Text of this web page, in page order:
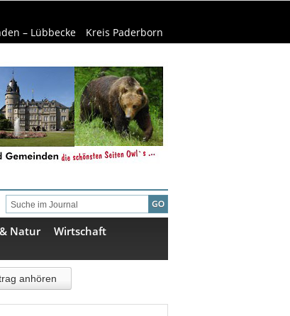
– Lübbecke Kreis Paderborn
Natur
Wirtschaft
anhören